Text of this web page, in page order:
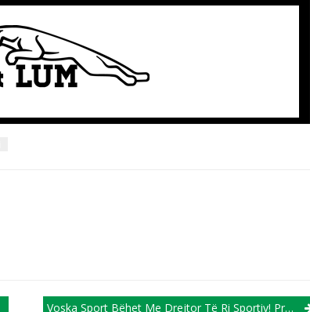
Voska Sport Bëhet Me Drejtor Të Ri Sportiv! Prezantohet Sot Në Grumbullimin E Ekipit